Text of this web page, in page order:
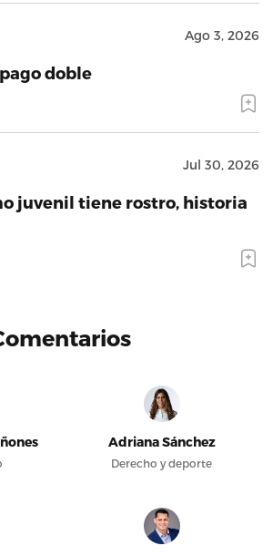
Ago 3, 2026
doble
Jul 30, 2026
juvenil tiene rostro, historia
Adriana Sánchez
Derecho y deporte